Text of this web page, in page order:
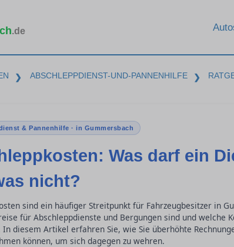
.de
❯ ABSCHLEPPDIENST-UND-PANNENHILFE ❯
& Pannenhilfe · in Gummersbach
Was darf ein
nicht?
sind ein häufiger Streitpunkt für Fahrzeugbesitzer in
für Abschleppdienste und Bergungen sind und welche
diesem Artikel erfahren Sie, wie Sie überhöhte
können, um sich dagegen zu wehren.